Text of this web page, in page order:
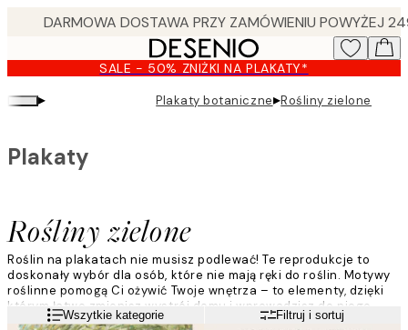
content.
SALE - 50% ZNIŻKI NA PLAKATY*
▸ Plakaty botaniczne▸Rośliny zielone
Rośliny zielone
Plakaty
Roślin na plakatach nie musisz podlewać! Te reprodukcje to
doskonały wybór dla osób, które nie mają ręki do roślin. Motywy
roślinne pomogą Ci ożywić Twoje wnętrza – to elementy, dzięki
którym łatwo zmienisz wystrój domu i wprowadzisz do niego
nieco koloru i piękne kształty.
Czytaj więcejWszytkie kategorie Filtruj i sortuj